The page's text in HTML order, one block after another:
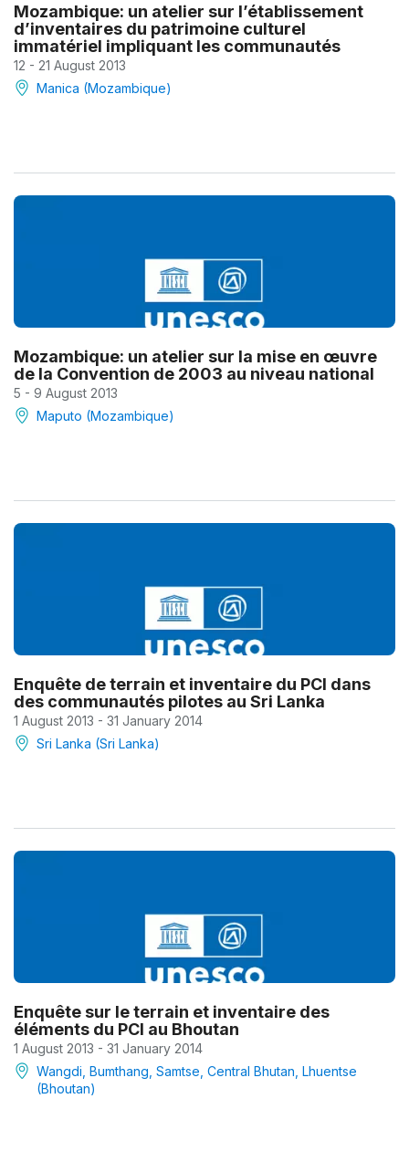
Mozambique: un atelier sur l’établissement
d’inventaires du patrimoine culturel
immatériel impliquant les communautés
12 - 21 August 2013
Manica (Mozambique)
Mozambique: un atelier sur la mise en œuvre
de la Convention de 2003 au niveau national
5 - 9 August 2013
Maputo (Mozambique)
Enquête de terrain et inventaire du PCI dans
des communautés pilotes au Sri Lanka
1 August 2013 - 31 January 2014
Sri Lanka (Sri Lanka)
Enquête sur le terrain et inventaire des
éléments du PCI au Bhoutan
1 August 2013 - 31 January 2014
Wangdi, Bumthang, Samtse, Central Bhutan, Lhuentse
(Bhoutan)